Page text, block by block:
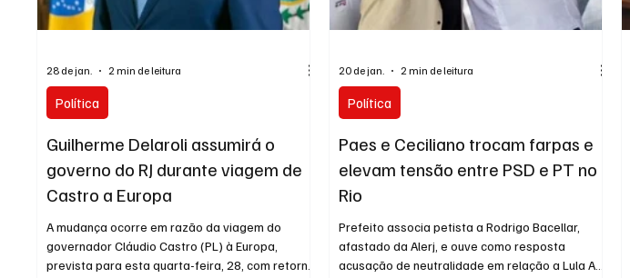
Guilherme Delaroli assumirá o
governo do RJ durante viagem de
Castro a Europa
A mudança ocorre em razão da viagem do
governador Cláudio Castro (PL) à Europa,
prevista para esta quarta-feira, 28, com retorno
Política
28 de jan. 2 min de leitura
Paes e Ceciliano trocam farpas e
elevam tensão entre PSD e PT no
Rio
Prefeito associa petista a Rodrigo Bacellar,
afastado da Alerj, e ouve como resposta
acusação de neutralidade em relação a Lula A
Política
20 de jan. 2 min de leitura